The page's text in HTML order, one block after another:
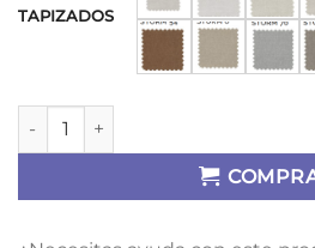
TAPIZADOS
Butaca Moli lisa cantidad